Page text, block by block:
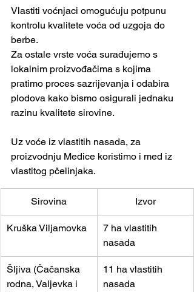
Vlastiti voćnjaci omogućuju potpunu
kontrolu kvalitete voća od uzgoja do
berbe.
Za ostale vrste voća surađujemo s
lokalnim proizvođačima s kojima
pratimo proces sazrijevanja i odabira
plodova kako bismo osigurali jednaku
razinu kvalitete sirovine.
Uz voće iz vlastitih nasada, za
proizvodnju Medice koristimo i med iz
vlastitog pčelinjaka.
Sirovina Izvor
Kruška Viljamovka
7 ha vlastitih
nasada
Šljiva (Čačanska
rodna, Valjevka i
11 ha vlastitih
nasada